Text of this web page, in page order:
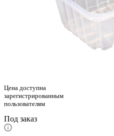
Цена доступна
зарегистрированным
пользователям
Под заказ